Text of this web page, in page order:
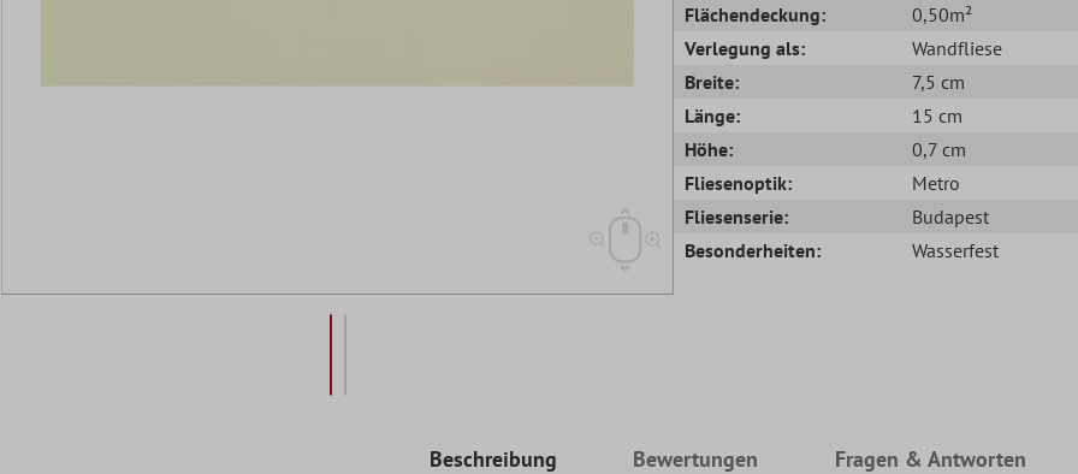
Flächendeckung:
0,50m²
Verlegung als:
Wandfliese
Breite:
7,5 cm
Länge:
15 cm
Höhe:
0,7 cm
Fliesenoptik:
Metro
Fliesenserie:
Budapest
Besonderheiten:
Wasserfest
Beschreibung Bewertungen Fragen & Antworten